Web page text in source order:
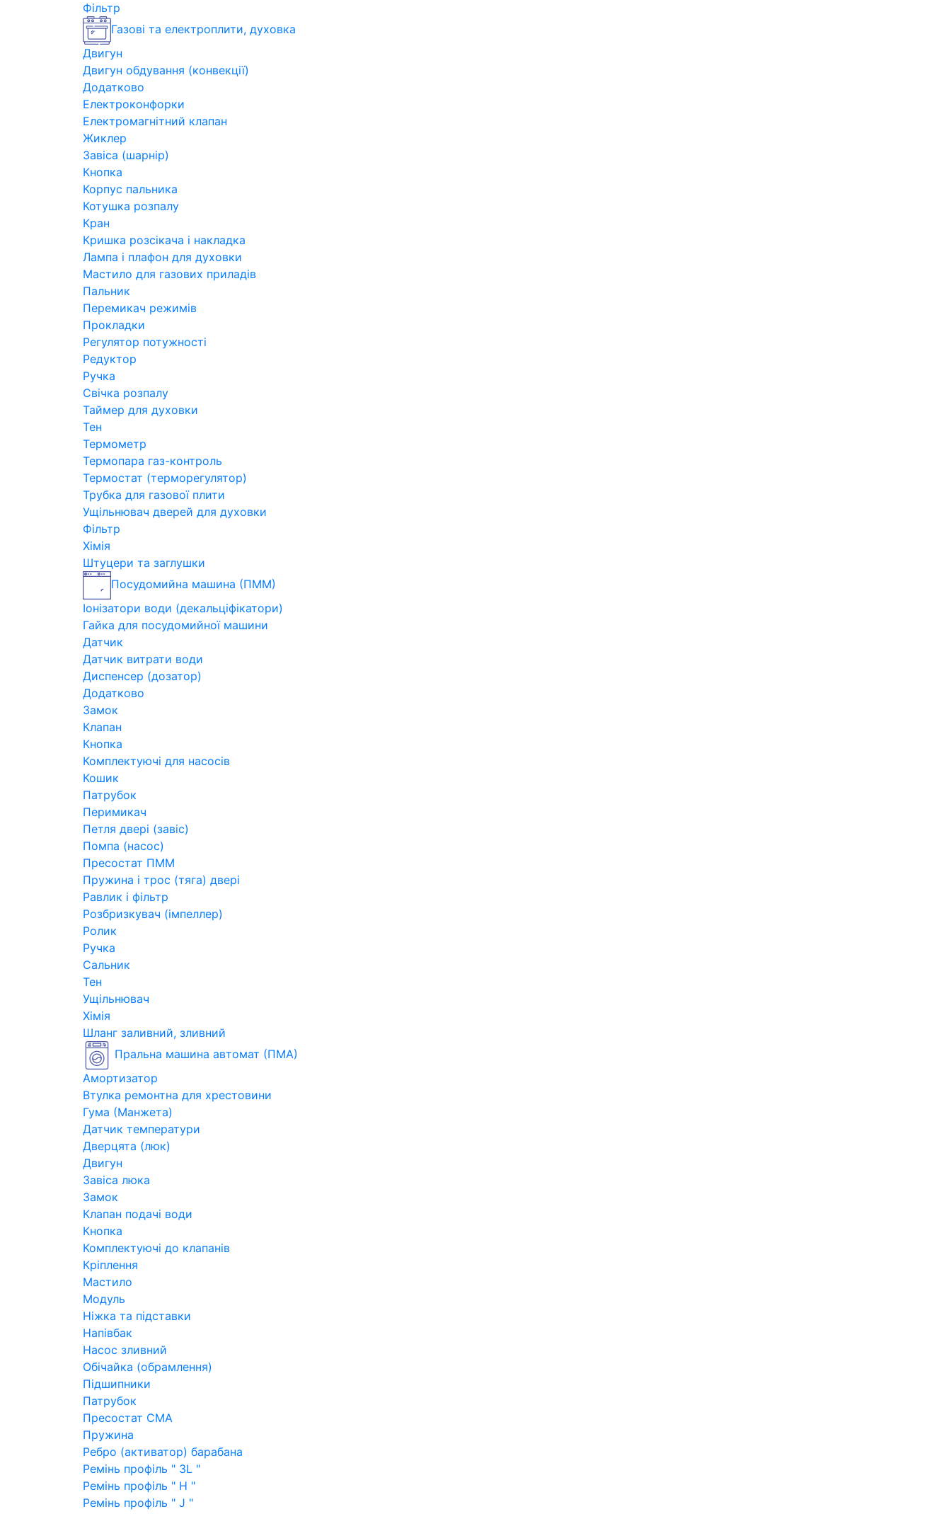
Фільтр
Газові та електроплити, духовка
Двигун
Двигун обдування (конвекції)
Додатково
Електроконфорки
Електромагнітний клапан
Жиклер
Завіса (шарнір)
Кнопка
Корпус пальника
Котушка розпалу
Кран
Кришка розсікача і накладка
Лампа і плафон для духовки
Мастило для газових приладів
Пальник
Перемикач режимів
Прокладки
Регулятор потужності
Редуктор
Ручка
Свічка розпалу
Таймер для духовки
Тен
Термометр
Термопара газ-контроль
Термостат (терморегулятор)
Трубка для газової плити
Ущільнювач дверей для духовки
Фільтр
Хімія
Штуцери та заглушки
Посудомийна машина (ПММ)
Іонізатори води (декальціфікатори)
Гайка для посудомийної машини
Датчик
Датчик витрати води
Диспенсер (дозатор)
Додатково
Замок
Клапан
Кнопка
Комплектуючі для насосів
Кошик
Патрубок
Перимикач
Петля двері (завіс)
Помпа (насос)
Пресостат ПММ
Пружина і трос (тяга) двері
Равлик і фільтр
Розбризкувач (імпеллер)
Ролик
Ручка
Сальник
Тен
Ущільнювач
Хімія
Шланг заливний, зливний
Пральна машина автомат (ПМА)
Амортизатор
Втулка ремонтна для хрестовини
Гума (Манжета)
Датчик температури
Дверцята (люк)
Двигун
Завіса люка
Замок
Клапан подачі води
Кнопка
Комплектуючі до клапанів
Кріплення
Мастило
Модуль
Ніжка та підставки
Напівбак
Насос зливний
Обічайка (обрамлення)
Підшипники
Патрубок
Пресостат СМА
Пружина
Ребро (активатор) барабана
Ремінь профіль " 3L "
Ремінь профіль " H "
Ремінь профіль " J "